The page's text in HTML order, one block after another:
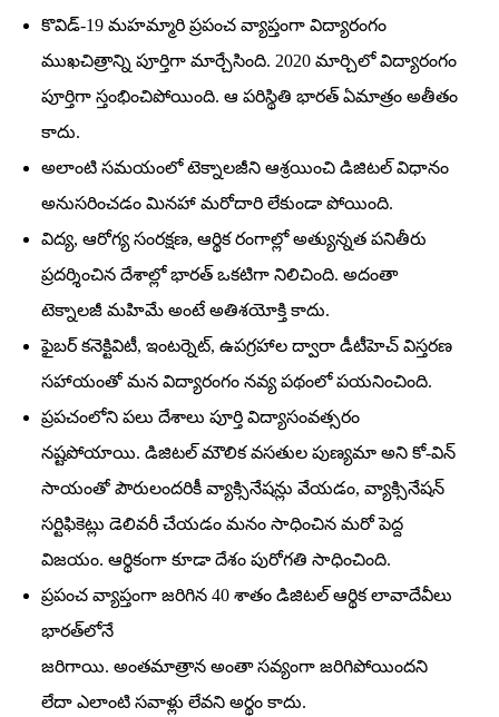
కొవిడ్‌-19 మహమ్మారి ప్రపంచ వ్యాప్తంగా విద్యారంగం
ముఖచిత్రాన్ని పూర్తిగా మార్చేసింది. 2020 మార్చిలో విద్యారంగం
పూర్తిగా స్తంభించిపోయింది. ఆ పరిస్థితి భారత్‌ ఏమాత్రం అతీతం
కాదు.
అలాంటి సమయంలో టెక్నాలజీని ఆశ్రయించి డిజిటల్‌ విధానం
అనుసరించడం మినహా మరోదారి లేకుండా పోయింది.
విద్య, ఆరోగ్య సంరక్షణ, ఆర్థిక రంగాల్లో అత్యున్నత పనితీరు
ప్రదర్శించిన దేశాల్లో భారత్‌ ఒకటిగా నిలిచింది. అదంతా
టెక్నాలజీ మహిమే అంటే అతిశయోక్తి కాదు.
ఫైబర్‌ కనెక్టివిటీ, ఇంటర్నెట్‌, ఉపగ్రహాల ద్వారా డీటీహెచ్‌ విస్తరణ
సహాయంతో మన విద్యారంగం నవ్య పథంలో పయనించింది.
ప్రపచంలోని పలు దేశాలు పూర్తి విద్యాసంవత్సరం
నష్టపోయాయి. డిజిటల్‌ మౌలిక వసతుల పుణ్యమా అని కో-విన్‌
సాయంతో పౌరులందరికీ వ్యాక్సినేషన్లు వేయడం, వ్యాక్సినేషన్‌
సర్టిఫికెట్లు డెలివరీ చేయడం మనం సాధించిన మరో పెద్ద
విజయం. ఆర్థికంగా కూడా దేశం పురోగతి సాధించింది.
ప్రపంచ వ్యాప్తంగా జరిగిన 40 శాతం డిజిటల్‌ ఆర్థిక లావాదేవీలు
భారత్‌లోనే
జరిగాయి. అంతమాత్రాన అంతా సవ్యంగా జరిగిపోయిందని
లేదా ఎలాంటి సవాళ్లు లేవని అర్థం కాదు.